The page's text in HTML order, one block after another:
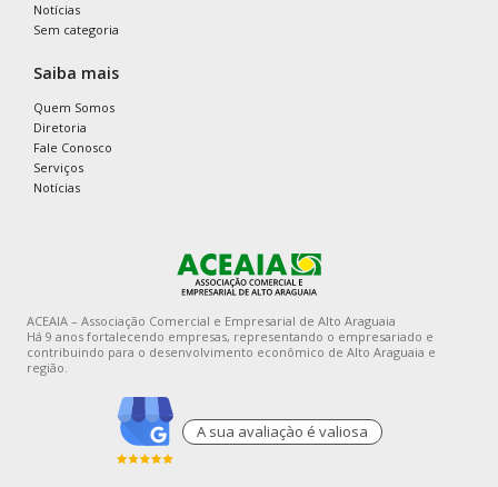
Notícias
Sem categoria
Saiba mais
Quem Somos
Diretoria
Fale Conosco
Serviços
Notícias
ACEAIA – Associação Comercial e Empresarial de Alto Araguaia
Há 9 anos fortalecendo empresas, representando o empresariado e
contribuindo para o desenvolvimento econômico de Alto Araguaia e
região.
A sua avaliaçào é valiosa